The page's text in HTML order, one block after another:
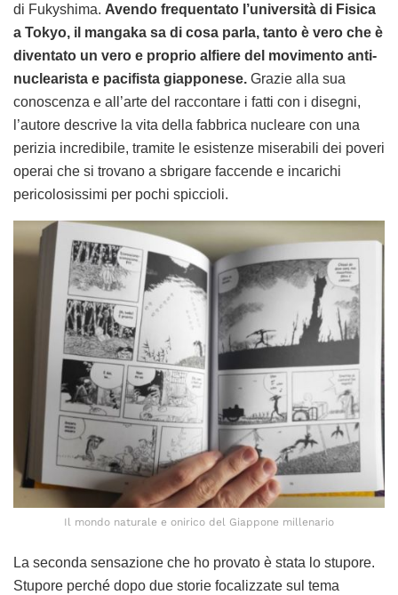
di Fukyshima. Avendo frequentato l’università di Fisica
a Tokyo, il mangaka sa di cosa parla, tanto è vero che è
diventato un vero e proprio alfiere del movimento anti-
nuclearista e pacifista giapponese. Grazie alla sua
conoscenza e all’arte del raccontare i fatti con i disegni,
l’autore descrive la vita della fabbrica nucleare con una
perizia incredibile, tramite le esistenze miserabili dei poveri
operai che si trovano a sbrigare faccende e incarichi
pericolosissimi per pochi spiccioli.
Il mondo naturale e onirico del Giappone millenario
La seconda sensazione che ho provato è stata lo stupore.
Stupore perché dopo due storie focalizzate sul tema